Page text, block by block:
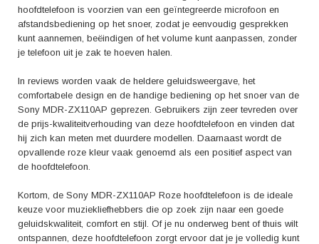
hoofdtelefoon is voorzien van een geïntegreerde microfoon en
afstandsbediening op het snoer, zodat je eenvoudig gesprekken
kunt aannemen, beëindigen of het volume kunt aanpassen, zonder
je telefoon uit je zak te hoeven halen.
In reviews worden vaak de heldere geluidsweergave, het
comfortabele design en de handige bediening op het snoer van de
Sony MDR-ZX110AP geprezen. Gebruikers zijn zeer tevreden over
de prijs-kwaliteitverhouding van deze hoofdtelefoon en vinden dat
hij zich kan meten met duurdere modellen. Daarnaast wordt de
opvallende roze kleur vaak genoemd als een positief aspect van
de hoofdtelefoon.
Kortom, de Sony MDR-ZX110AP Roze hoofdtelefoon is de ideale
keuze voor muziekliefhebbers die op zoek zijn naar een goede
geluidskwaliteit, comfort en stijl. Of je nu onderweg bent of thuis wilt
ontspannen, deze hoofdtelefoon zorgt ervoor dat je je volledig kunt